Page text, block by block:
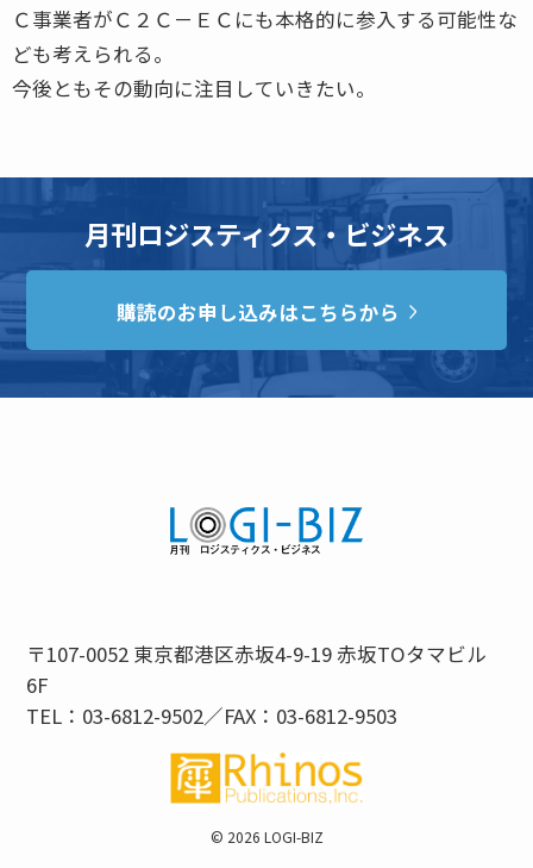
Ｃ事業者がＣ２Ｃ－ＥＣにも本格的に参入する可能性な
ども考えられる。
今後ともその動向に注目していきたい。
月刊ロジスティクス・ビジネス
購読のお申し込みはこちらから
〒107-0052 東京都港区赤坂4-9-19 赤坂TOタマビル
6F
TEL：03-6812-9502／FAX：03-6812-9503
© 2026 LOGI-BIZ